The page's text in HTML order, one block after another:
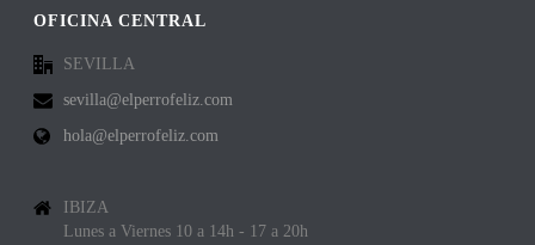
OFICINA CENTRAL
SEVILLA
sevilla@elperrofeliz.com
hola@elperrofeliz.com
IBIZA
Lunes a Viernes 10 a 14h - 17 a 20h